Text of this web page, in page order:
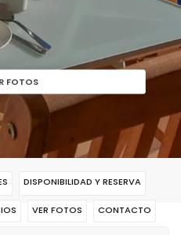
FOTOS
DISPONIBILIDAD Y RESERVA
VER FOTOS CONTACTO